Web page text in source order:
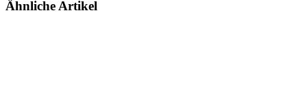
Ähnliche Artikel